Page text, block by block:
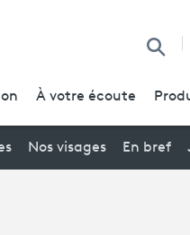
À votre écoute
Nos visages En bref